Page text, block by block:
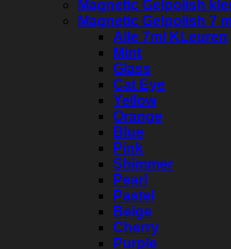
Magnetic Gelpolish
Magnetic Gelpolish 7
Alle 7ml KLeuren
Mint
Glass
Cat Eye
Yellow
Orange
Blue
Pink
Shimmer
Pearl
Pastel
Beige
Cherry
Purple